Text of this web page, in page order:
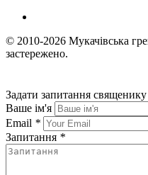
© 2010-2026 Мукачівська
застережено.
Задати запитання священику
Ваше ім'я
Email *
Запитання *